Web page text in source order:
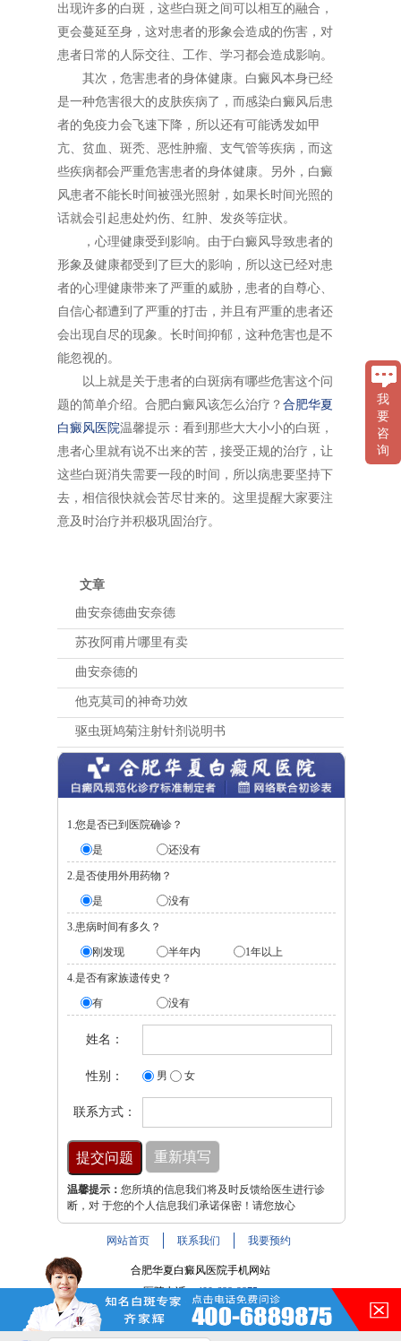
出现许多的白斑，这些白斑之间可以相互的融合，
更会蔓延至身，这对患者的形象会造成的伤害，对
患者日常的人际交往、工作、学习都会造成影响。
其次，危害患者的身体健康。白癜风本身已经
是一种危害很大的皮肤疾病了，而感染白癜风后患
者的免疫力会飞速下降，所以还有可能诱发如甲
亢、贫血、斑秃、恶性肿瘤、支气管等疾病，而这
些疾病都会严重危害患者的身体健康。另外，白癜
风患者不能长时间被强光照射，如果长时间光照的
话就会引起患处灼伤、红肿、发炎等症状。
，心理健康受到影响。由于白癜风导致患者的
形象及健康都受到了巨大的影响，所以这已经对患
者的心理健康带来了严重的威胁，患者的自尊心、
自信心都遭到了严重的打击，并且有严重的患者还
会出现自尽的现象。长时间抑郁，这种危害也是不
能忽视的。
以上就是关于患者的白斑病有哪些危害这个问
题的简单介绍。合肥白癜风该怎么治疗？ 合肥华夏
白癜风医院温馨提示：看到那些大大小小的白斑，
患者心里就有说不出来的苦，接受正规的治疗，让
这些白斑消失需要一段的时间，所以病患要坚持下
去，相信很快就会苦尽甘来的。这里提醒大家要注
意及时治疗并积极巩固治疗。
文章
曲安奈德曲安奈德
苏孜阿甫片哪里有卖
曲安奈德的
他克莫司的神奇功效
驱虫斑鸠菊注射针剂说明书
1.您是否已到医院确诊？
是
还没有
2.是否使用外用药物？
是
没有
3.患病时间有多久？
刚发现
半年内 1年以上
4.是否有家族遗传史？
有
没有
姓名：
性别： 男 女
联系方式：
温馨提示： 您所填的信息我们将及时反馈给医生进行诊
断，对 于您的个人信息我们承诺保密！请您放心
网站首页 联系我们 我要预约
合肥华夏白癜风医院手机网站
医院电话：400-688-9875
医院地址：合肥市铜陵路与裕溪路交叉路口
注：本网站信息仅供参考，不能作为诊断及医疗依据，服用
我
要
咨
询